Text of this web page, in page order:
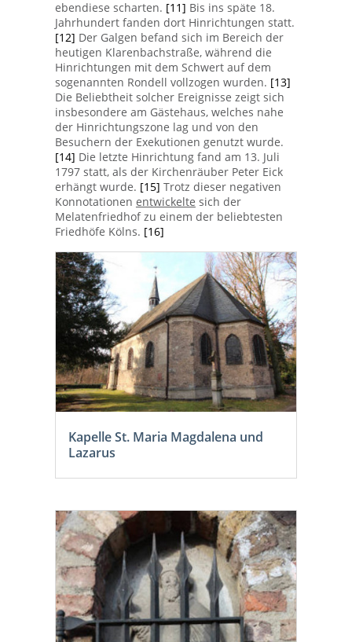
ebendiese scharten. [11] Bis ins späte 18.
Jahrhundert fanden dort Hinrichtungen statt.
[12] Der Galgen befand sich im Bereich der
heutigen Klarenbachstraße, während die
Hinrichtungen mit dem Schwert auf dem
sogenannten Rondell vollzogen wurden. [13]
Die Beliebtheit solcher Ereignisse zeigt sich
insbesondere am Gästehaus, welches nahe
der Hinrichtungszone lag und von den
Besuchern der Exekutionen genutzt wurde.
[14] Die letzte Hinrichtung fand am 13. Juli
1797 statt, als der Kirchenräuber Peter Eick
erhängt wurde. [15] Trotz dieser negativen
Konnotationen entwickelte sich der
Melatenfriedhof zu einem der beliebtesten
Friedhöfe Kölns. [16]
Kapelle St. Maria Magdalena und
Lazarus